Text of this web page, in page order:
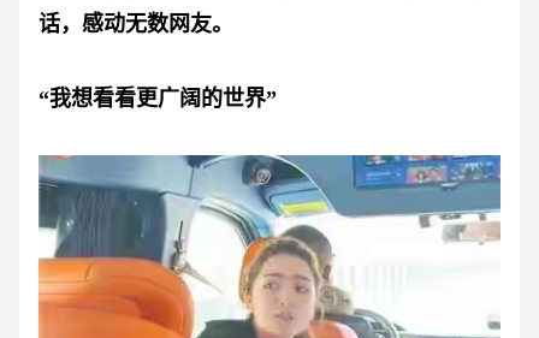
话，感动无数网友。
“我想看看更广阔的世界”